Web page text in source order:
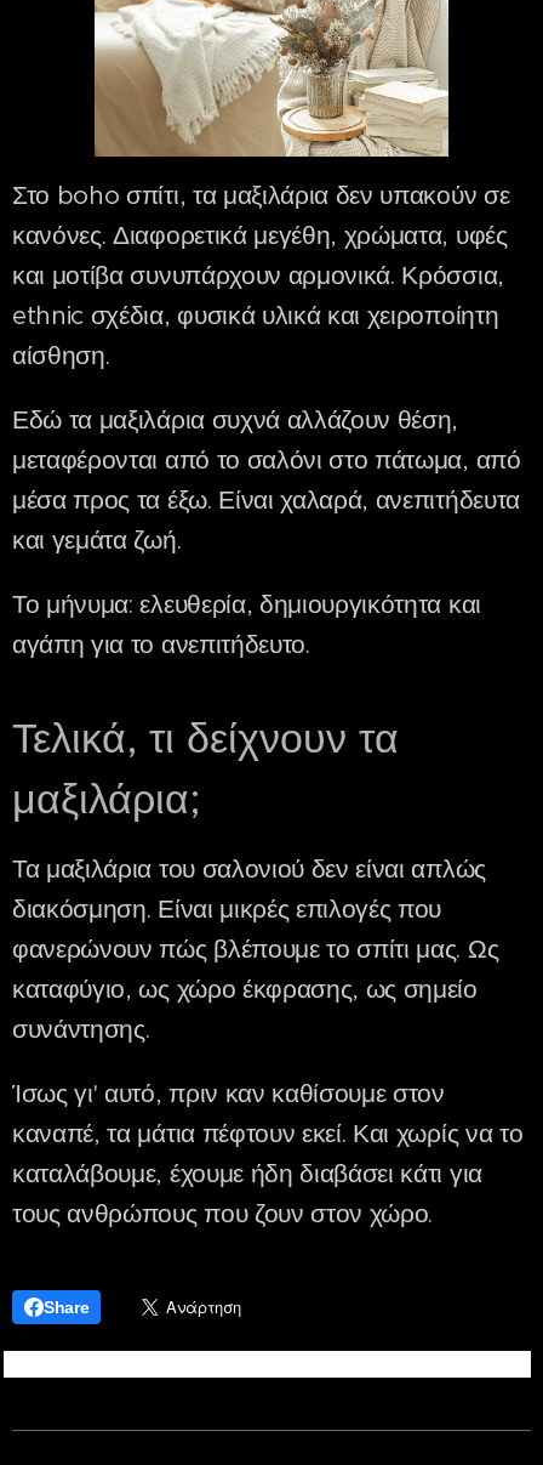
Στο boho σπίτι, τα μαξιλάρια δεν υπακούν σε
κανόνες. Διαφορετικά μεγέθη, χρώματα, υφές
και μοτίβα συνυπάρχουν αρμονικά. Κρόσσια,
ethnic σχέδια, φυσικά υλικά και χειροποίητη
αίσθηση.
Εδώ τα μαξιλάρια συχνά αλλάζουν θέση,
μεταφέρονται από το σαλόνι στο πάτωμα, από
μέσα προς τα έξω. Είναι χαλαρά, ανεπιτήδευτα
και γεμάτα ζωή.
Το μήνυμα: ελευθερία, δημιουργικότητα και
αγάπη για το ανεπιτήδευτο.
Τελικά, τι δείχνουν τα
μαξιλάρια;
Τα μαξιλάρια του σαλονιού δεν είναι απλώς
διακόσμηση. Είναι μικρές επιλογές που
φανερώνουν πώς βλέπουμε το σπίτι μας. Ως
καταφύγιο, ως χώρο έκφρασης, ως σημείο
συνάντησης.
Ίσως γι' αυτό, πριν καν καθίσουμε στον
καναπέ, τα μάτια πέφτουν εκεί. Και χωρίς να το
καταλάβουμε, έχουμε ήδη διαβάσει κάτι για
τους ανθρώπους που ζουν στον χώρο.
Share